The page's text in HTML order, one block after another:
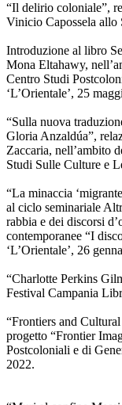
“Il delirio coloniale”,
Vinicio Capossela
Introduzione al libro
Mona Eltahawy,
Centro Studi
‘L’Orientale’, 25
“Sulla nuova
Gloria Anzaldúa”,
Zaccaria, nell’ambito
Studi Sulle Culture e
“La minaccia
al ciclo seminariale
rabbia e dei discorsi
contemporanee “I
‘L’Orientale’, 26
“Charlotte Perkins
Festival Campania
“Frontiers and
progetto “Frontier
Postcoloniali e di
2022.